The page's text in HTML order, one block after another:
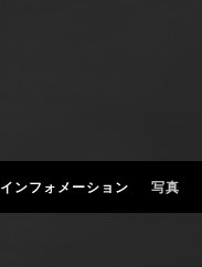
インフォメーション 写真